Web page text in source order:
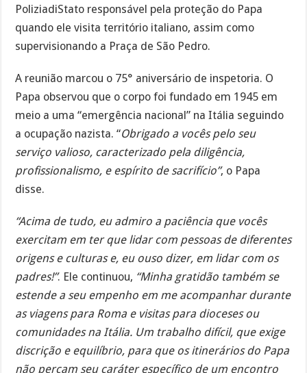
PoliziadiStato responsável pela proteção do Papa
quando ele visita território italiano, assim como
supervisionando a Praça de São Pedro.
A reunião marcou o 75° aniversário de inspetoria. O
Papa observou que o corpo foi fundado em 1945 em
meio a uma “emergência nacional” na Itália seguindo
a ocupação nazista. “Obrigado a vocês pelo seu
serviço valioso, caracterizado pela diligência,
profissionalismo, e espírito de sacrifício”, o Papa
disse.
“Acima de tudo, eu admiro a paciência que vocês
exercitam em ter que lidar com pessoas de diferentes
origens e culturas e, eu ouso dizer, em lidar com os
padres!”. Ele continuou, “Minha gratidão também se
estende a seu empenho em me acompanhar durante
as viagens para Roma e visitas para dioceses ou
comunidades na Itália. Um trabalho difícil, que exige
discrição e equilíbrio, para que os itinerários do Papa
não percam seu caráter específico de um encontro